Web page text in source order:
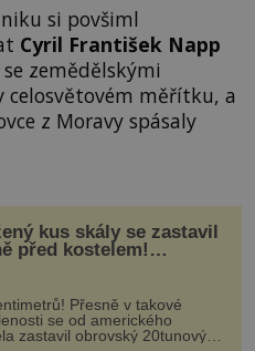
si povšiml
Cyril František Napp
zemědělskými
měřítku, a
z Moravy spásaly
kus skály se zastavil
před kostelem!
ho boží síla?
Přesně v takové
se od amerického
zastavil obrovský 20tunový